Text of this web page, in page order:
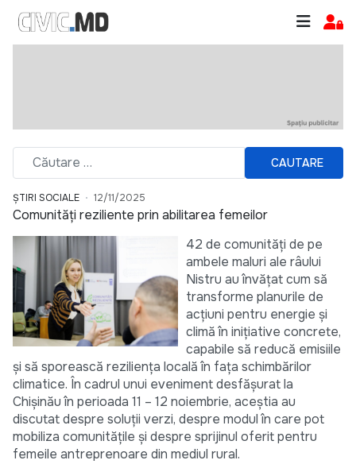
CAUTARE
ȘTIRI SOCIALE 12/11/2025
Comunități reziliente prin abilitarea femeilor
42 de comunități de pe
ambele maluri ale râului
Nistru au învățat cum să
transforme planurile de
acțiuni pentru energie și
climă în inițiative concrete,
capabile să reducă emisiile
și să sporească reziliența locală în fața schimbărilor
climatice. În cadrul unui eveniment desfășurat la
Chișinău în perioada 11 – 12 noiembrie, aceștia au
discutat despre soluții verzi, despre modul în care pot
mobiliza comunitățile și despre sprijinul oferit pentru
femeile antreprenoare din mediul rural.